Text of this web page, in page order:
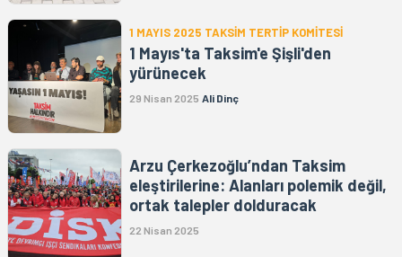
1 MAYIS 2025 TAKSİM TERTİP KOMİTESİ
1 Mayıs'ta Taksim'e Şişli'den
yürünecek
29 Nisan 2025 Ali Dinç
Arzu Çerkezoğlu’ndan Taksim
eleştirilerine: Alanları polemik değil,
ortak talepler dolduracak
22 Nisan 2025